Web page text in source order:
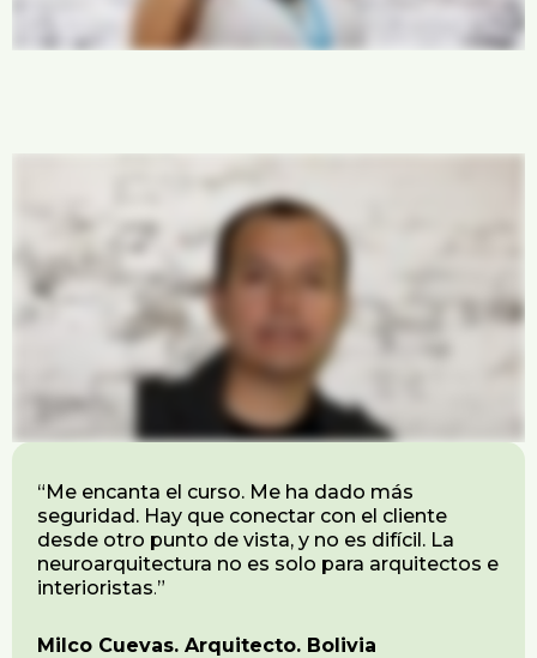
“Me encanta el curso. Me ha dado más
seguridad. Hay que conectar con el cliente
desde otro punto de vista, y no es difícil. La
neuroarquitectura no es solo para arquitectos e
interioristas.”
Milco Cuevas. Arquitecto. Bolivia